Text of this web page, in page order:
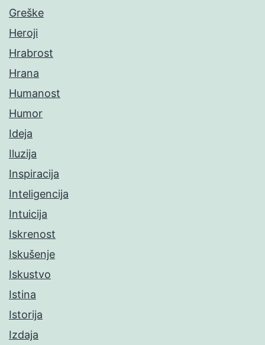
Greške
Heroji
Hrabrost
Hrana
Humanost
Humor
Ideja
Iluzija
Inspiracija
Inteligencija
Intuicija
Iskrenost
Iskušenje
Iskustvo
Istina
Istorija
Izdaja